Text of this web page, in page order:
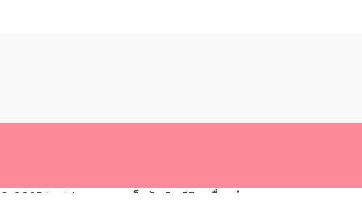
© 2025 Ladyissue.com เว็บผู้หญิง รีวิวเครื่องสำอาง ความสวยความงาม